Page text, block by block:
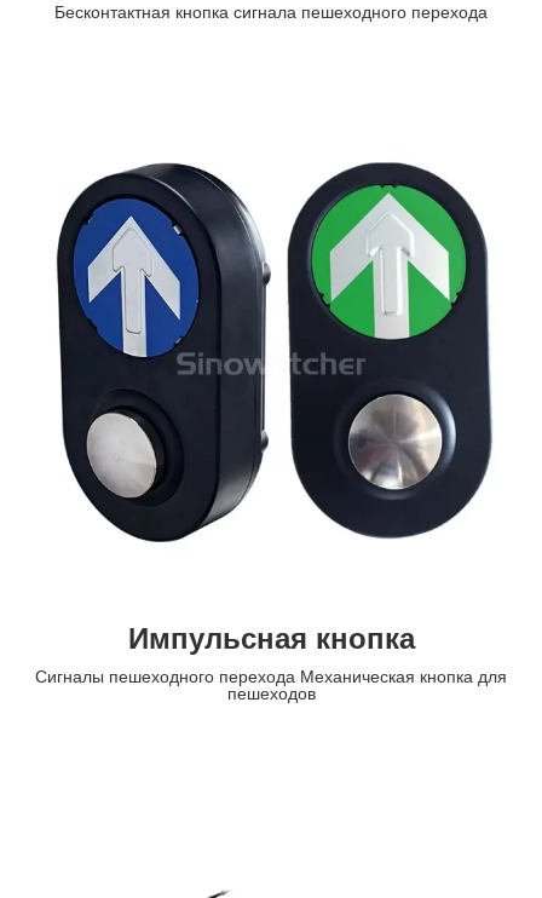
Бесконтактная кнопка сигнала пешеходного перехода
Импульсная кнопка
Сигналы пешеходного перехода Механическая кнопка для
пешеходов